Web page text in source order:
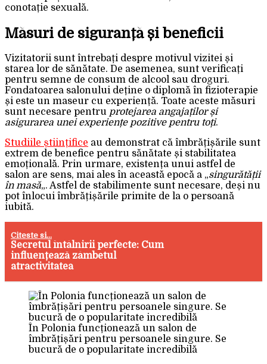
conotație sexuală.
Măsuri de siguranță și beneficii
Vizitatorii sunt întrebați despre motivul vizitei și
starea lor de sănătate. De asemenea, sunt verificați
pentru semne de consum de alcool sau droguri.
Fondatoarea salonului deține o diplomă în fizioterapie
și este un maseur cu experiență. Toate aceste măsuri
sunt necesare pentru protejarea angajaților și
asigurarea unei experiențe pozitive pentru toți.
Studiile științifice au demonstrat că îmbrățișările sunt
extrem de benefice pentru sănătate și stabilitatea
emoțională. Prin urmare, existența unui astfel de
salon are sens, mai ales în această epocă a „singurătății
în masă„. Astfel de stabilimente sunt necesare, deși nu
pot înlocui îmbrățișările primite de la o persoană
iubită.
Citeste si...
Secretul întâlnirii perfecte: Cum
influențează zâmbetul
atractivitatea
În Polonia funcționează un salon de
îmbrățișări pentru persoanele singure. Se
bucură de o popularitate incredibilă